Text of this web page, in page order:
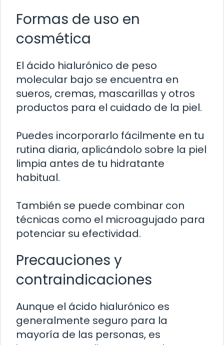
Formas de uso en
cosmética
El ácido hialurónico de peso
molecular bajo se encuentra en
sueros, cremas, mascarillas y otros
productos para el cuidado de la piel.
Puedes incorporarlo fácilmente en tu
rutina diaria, aplicándolo sobre la piel
limpia antes de tu hidratante
habitual.
También se puede combinar con
técnicas como el microagujado para
potenciar su efectividad.
Precauciones y
contraindicaciones
Aunque el ácido hialurónico es
generalmente seguro para la
mayoría de las personas, es